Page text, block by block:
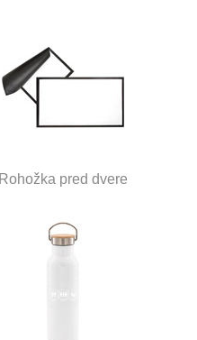
Rohožka pred dvere